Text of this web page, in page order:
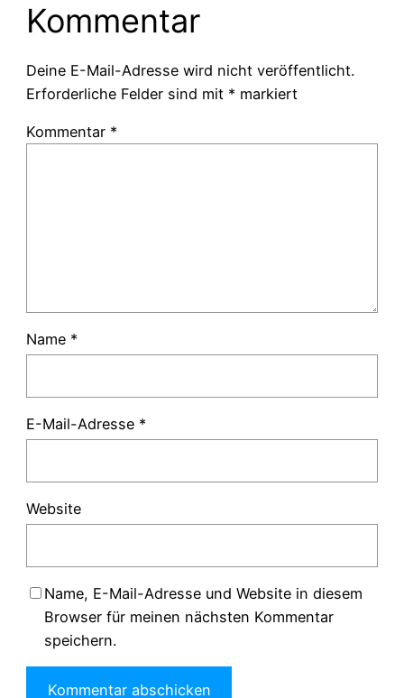
Kommentar
Deine E-Mail-Adresse wird nicht veröffentlicht.
Erforderliche Felder sind mit * markiert
Kommentar *
Name *
E-Mail-Adresse *
Website
Name, E-Mail-Adresse und Website in diesem
Browser für meinen nächsten Kommentar
speichern.